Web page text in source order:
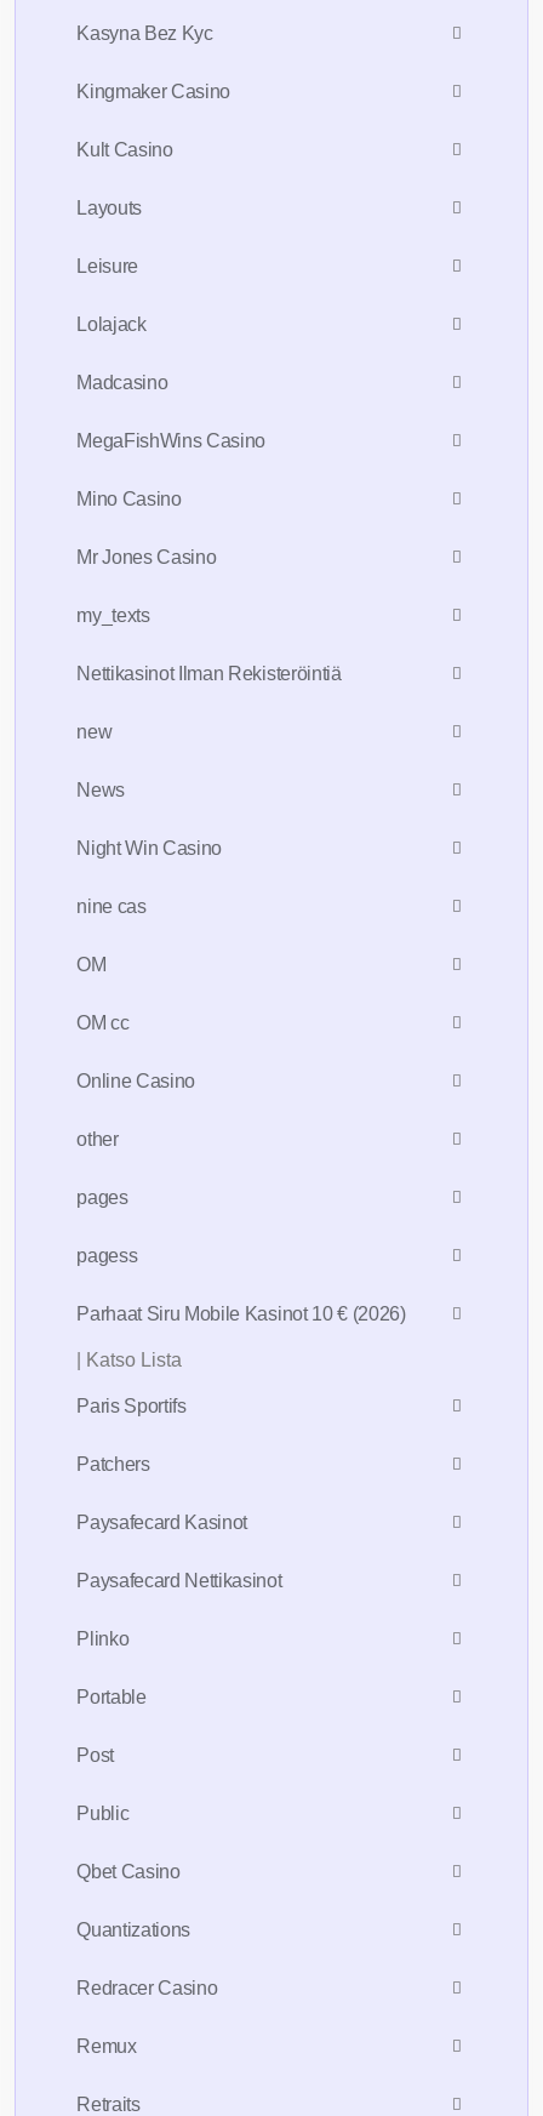
Kasyna Bez Kyc
Kingmaker Casino
Kult Casino
Layouts
Leisure
Lolajack
Madcasino
MegaFishWins Casino
Mino Casino
Mr Jones Casino
my_texts
Nettikasinot Ilman Rekisteröintiä
new
News
Night Win Casino
nine cas
OM
OM cc
Online Casino
other
pages
pagess
Parhaat Siru Mobile Kasinot 10 € (2026)
| Katso Lista
Paris Sportifs
Patchers
Paysafecard Kasinot
Paysafecard Nettikasinot
Plinko
Portable
Post
Public
Qbet Casino
Quantizations
Redracer Casino
Remux
Retraits